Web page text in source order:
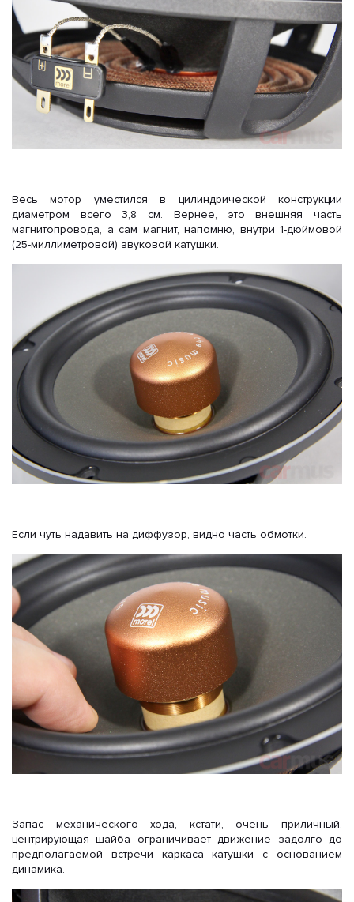
Весь мотор уместился в цилиндрической конструкции
диаметром всего 3,8 см. Вернее, это внешняя часть
магнитопровода, а сам магнит, напомню, внутри 1-дюймовой
(25-миллиметровой) звуковой катушки.
Если чуть надавить на диффузор, видно часть обмотки.
Запас механического хода, кстати, очень приличный,
центрирующая шайба ограничивает движение задолго до
предполагаемой встречи каркаса катушки с основанием
динамика.